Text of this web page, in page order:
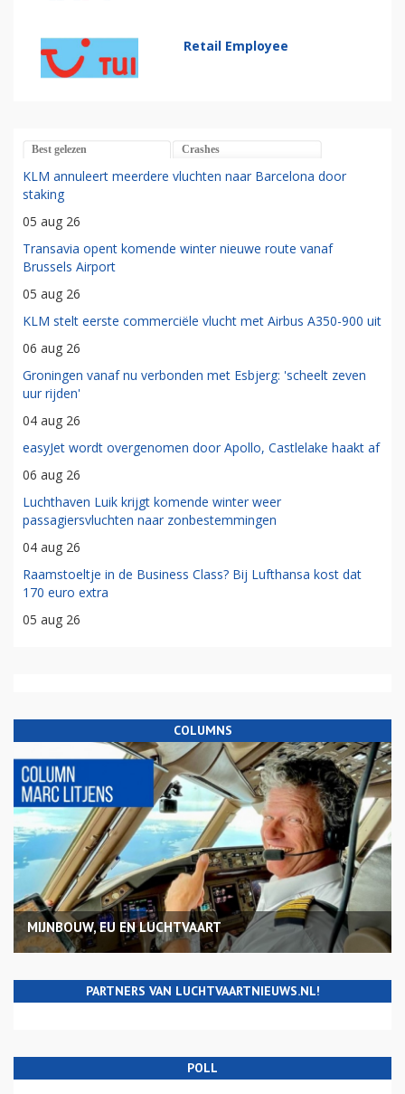
Retail Employee
Best gelezen Crashes
KLM annuleert meerdere vluchten naar Barcelona door
staking
05 aug 26
Transavia opent komende winter nieuwe route vanaf
Brussels Airport
05 aug 26
KLM stelt eerste commerciële vlucht met Airbus A350-900 uit
06 aug 26
Groningen vanaf nu verbonden met Esbjerg: 'scheelt zeven
uur rijden'
04 aug 26
easyJet wordt overgenomen door Apollo, Castlelake haakt af
06 aug 26
Luchthaven Luik krijgt komende winter weer
passagiersvluchten naar zonbestemmingen
04 aug 26
Raamstoeltje in de Business Class? Bij Lufthansa kost dat
170 euro extra
05 aug 26
COLUMNS
MIJNBOUW, EU EN LUCHTVAART
PARTNERS VAN LUCHTVAARTNIEUWS.NL!
POLL